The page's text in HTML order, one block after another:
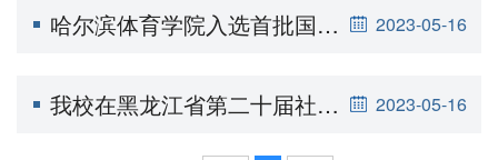
2023-05-16
哈尔滨体育学院入选首批国家体育科普基地
2023-05-16
我校在黑龙江省第二十届社会科学优秀成果奖评选中荣获多个奖项